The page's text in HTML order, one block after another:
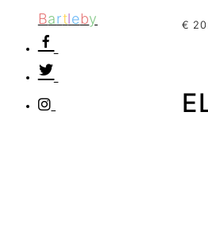
Bartleby €